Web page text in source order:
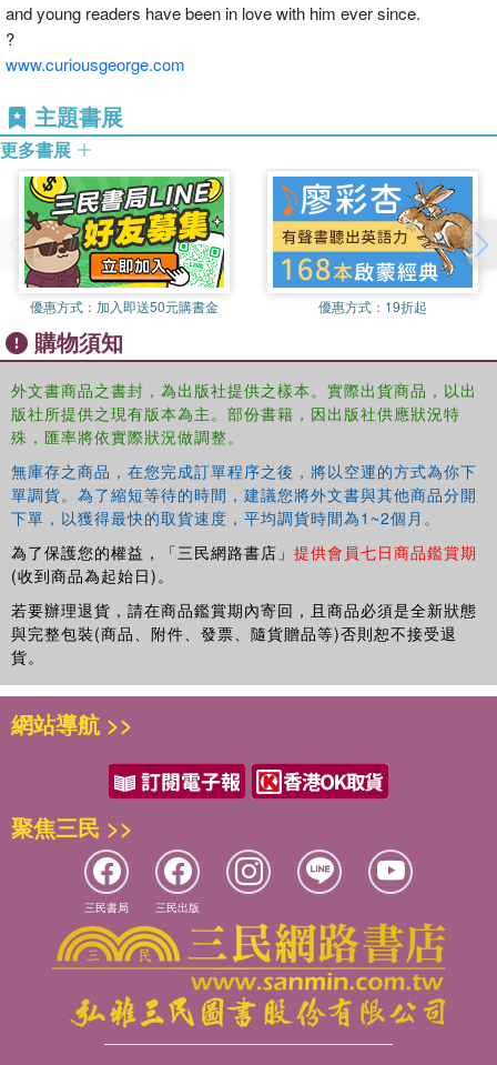
and young readers have been in love with him ever since.
?
www.curiousgeorge.com
主題書展
更多書展
優惠方式： 加入即送50元購書金 優惠方式： 19折起
購物須知
外文書商品之書封，為出版社提供之樣本。實際出貨商品，以出
版社所提供之現有版本為主。部份書籍，因出版社供應狀況特
殊，匯率將依實際狀況做調整。
無庫存之商品，在您完成訂單程序之後，將以空運的方式為你下
單調貨。為了縮短等待的時間，建議您將外文書與其他商品分開
下單，以獲得最快的取貨速度，平均調貨時間為1~2個月。
為了保護您的權益，「三民網路書店」 提供會員七日商品鑑賞期
(收到商品為起始日)。
若要辦理退貨，請在商品鑑賞期內寄回，且商品必須是全新狀態
與完整包裝(商品、附件、發票、隨貨贈品等)否則恕不接受退
貨。
網站導航 >>
聚焦三民 >>
三民書局 三民出版